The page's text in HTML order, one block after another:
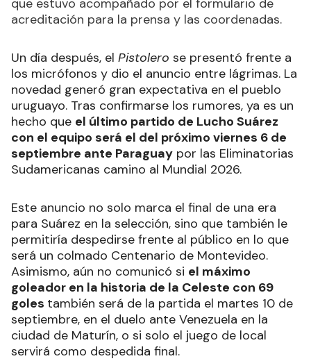
que estuvo acompañado por el formulario de
acreditación para la prensa y las coordenadas.
Un día después, el Pistolero se presentó frente a
los micrófonos y dio el anuncio entre lágrimas. La
novedad generó gran expectativa en el pueblo
uruguayo. Tras confirmarse los rumores, ya es un
hecho que el último partido de Lucho Suárez
con el equipo será el del próximo viernes 6 de
septiembre ante Paraguay por las Eliminatorias
Sudamericanas camino al Mundial 2026.
Este anuncio no solo marca el final de una era
para Suárez en la selección, sino que también le
permitiría despedirse frente al público en lo que
será un colmado Centenario de Montevideo.
Asimismo, aún no comunicó si el máximo
goleador en la historia de la Celeste con 69
goles también será de la partida el martes 10 de
septiembre, en el duelo ante Venezuela en la
ciudad de Maturín, o si solo el juego de local
servirá como despedida final.